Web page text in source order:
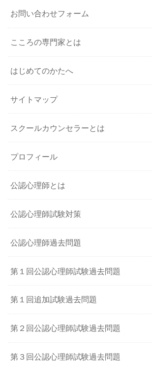
お問い合わせフォーム
こころの専門家とは
はじめてのかたへ
サイトマップ
スクールカウンセラーとは
プロフィール
公認心理師とは
公認心理師試験対策
公認心理師過去問題
第１回公認心理師試験過去問題
第１回追加試験過去問題
第２回公認心理師試験過去問題
第３回公認心理師試験過去問題